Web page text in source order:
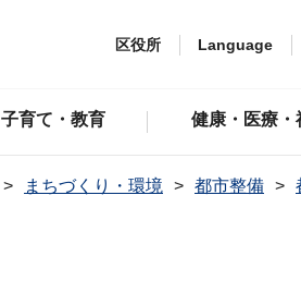
区役所 Language
子育て・教育 健康・医療・
まちづくり・環境 都市整備